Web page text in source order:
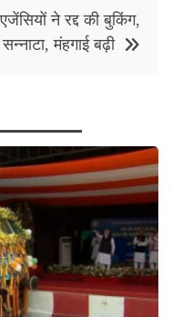
ने रद्द की बुकिंग,
मंहगाई बढ़ी